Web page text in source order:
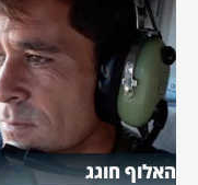
האלוף חוגג